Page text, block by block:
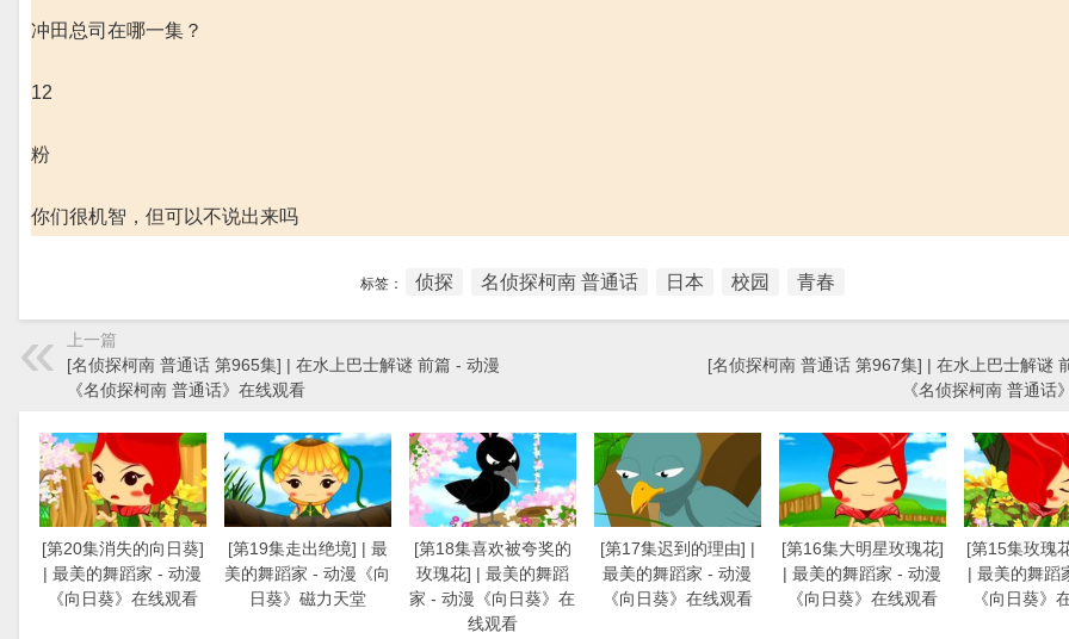
冲田总司在哪一集？
12
粉
你们很机智，但可以不说出来吗
标签： 侦探 名侦探柯南 普通话 日本 校园 青春
上一篇
[名侦探柯南 普通话 第965集] | 在水上巴士解谜 前篇 - 动漫
《名侦探柯南 普通话》在线观看
[名侦探柯南 普通话 第967集] | 在水上巴士解谜
《名侦探柯南 普通话
[第20集消失的向日葵]
| 最美的舞蹈家 - 动漫
《向日葵》在线观看
[第19集走出绝境] | 最
美的舞蹈家 - 动漫《向
日葵》磁力天堂
[第18集喜欢被夸奖的
玫瑰花] | 最美的舞蹈
家 - 动漫《向日葵》在
线观看
[第17集迟到的理由] |
最美的舞蹈家 - 动漫
《向日葵》在线观看
[第16集大明星玫瑰花]
| 最美的舞蹈家 - 动漫
《向日葵》在线观看
[第15集玫瑰
| 最美的舞蹈
《向日葵》